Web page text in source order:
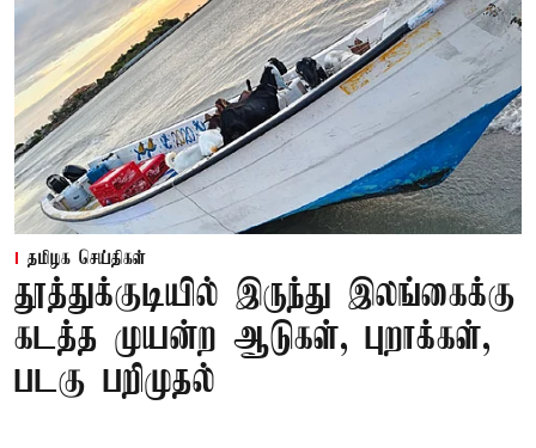
தமிழக செய்திகள்
தூத்துக்குடியில் இருந்து இலங்கைக்கு
கடத்த முயன்ற ஆடுகள், புறாக்கள்,
படகு பறிமுதல்